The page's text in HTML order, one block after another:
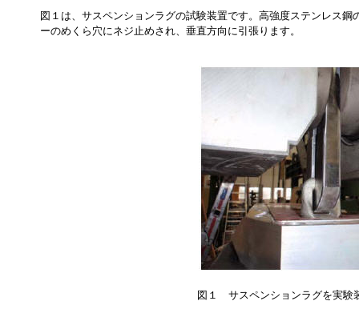
図１は、サスペンションラグの試験装置です。高強度ステンレス
ーのめくら穴にネジ止めされ、垂直方向に引張ります。
図１ サスペンションラグを実験